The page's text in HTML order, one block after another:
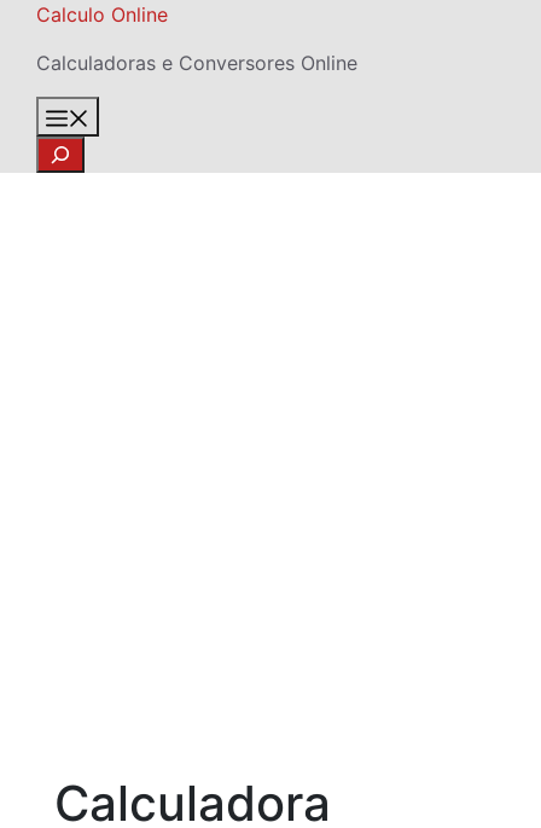
Skip
content
Calculo Online
Calculadoras e Conversores Online
Search
Calculadora